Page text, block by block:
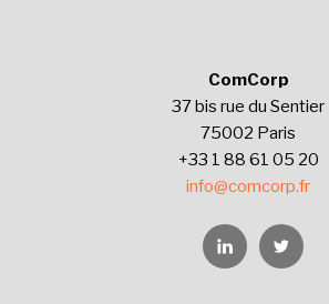
ComCorp
37 bis rue du Sentier
75002 Paris
+33 1 88 61 05 20
info@comcorp.fr
LinkedinTwitter